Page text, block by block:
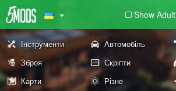
Show Adult
Інструменти Автомобіль
Зброя
Скріпти
Карти
Різне